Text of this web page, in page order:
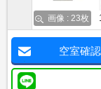
画像 : 23枚
空室確認